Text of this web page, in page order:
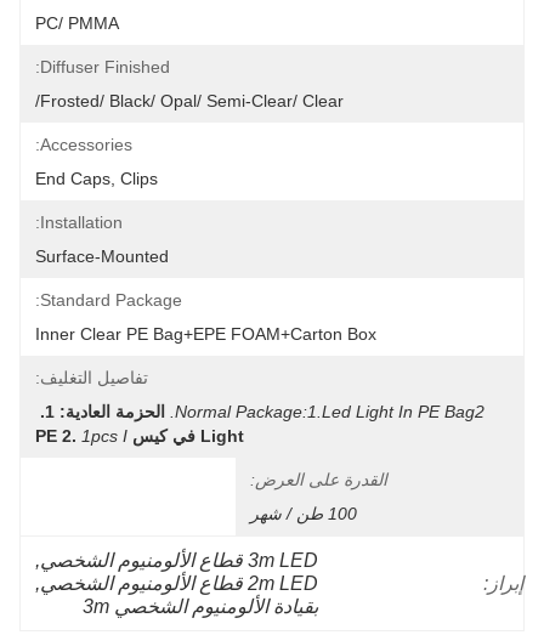
PC/ PMMA
Diffuser Finished:
Frosted/ Black/ Opal/ Semi-Clear/ Clear/
Accessories:
End Caps, Clips
Installation:
Surface-Mounted
Standard Package:
Inner Clear PE Bag+EPE FOAM+Carton Box
تفاصيل التغليف:
Normal Package:1.led Light In PE Bag2.
الحزمة العادية: 1.
Light في كيس PE 2.
1pcs I
القدرة على العرض:
100 طن / شهر
إبراز:
3m LED قطاع الألومنيوم الشخصي
,
2m LED قطاع الألومنيوم الشخصي
,
بقيادة الألومنيوم الشخصي 3m